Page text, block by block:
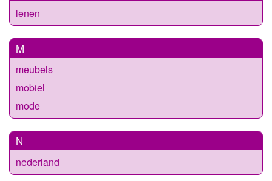
lenen
M
meubels
mobiel
mode
N
nederland